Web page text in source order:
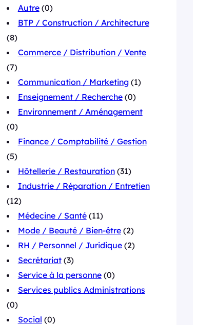
Autre(0)
BTP / Construction / Architecture
(8)
Commerce / Distribution / Vente
(7)
Communication / Marketing(1)
Enseignement / Recherche(0)
Environnement / Aménagement
(0)
Finance / Comptabilité / Gestion
(5)
Hôtellerie / Restauration(31)
Industrie / Réparation / Entretien
(12)
Médecine / Santé(11)
Mode / Beauté / Bien-être(2)
RH / Personnel / Juridique(2)
Secrétariat(3)
Service à la personne(0)
Services publics Administrations
(0)
Social (0)